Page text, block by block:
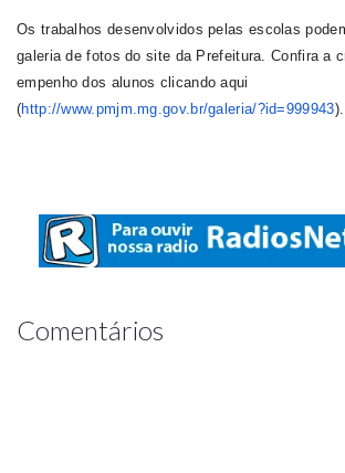
Os trabalhos desenvolvidos pelas escolas
galeria de fotos do site da Prefeitura. Confira a
empenho dos alunos clicando aqui
(http://www.pmjm.mg.gov.br/galeria/?id=999943).
Comentários